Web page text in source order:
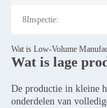
8Inspectie:
Wat is Low-Volume
Wat is lage
De productie in kleine
onderdelen van